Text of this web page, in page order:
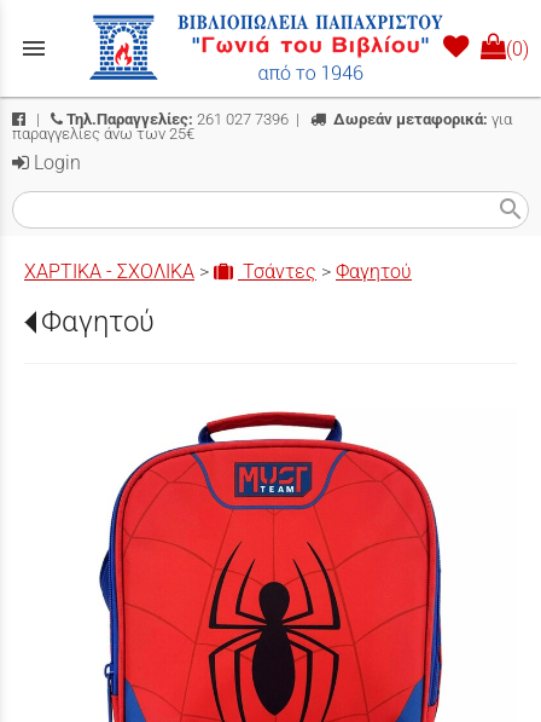
menu (0)
| Τηλ.Παραγγελίες: 261 027 7396 | Δωρεάν μεταφορικά: για
παραγγελίες άνω των 25€
Login
search
ΧΑΡΤΙΚΑ - ΣΧΟΛΙΚΑ > Τσάντες > Φαγητού
Φαγητού